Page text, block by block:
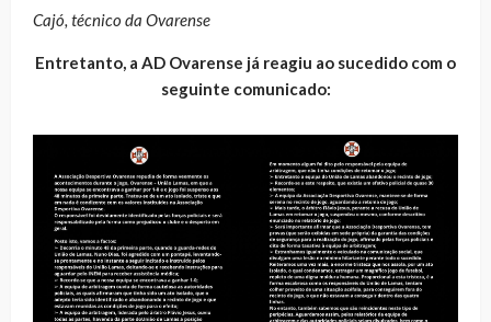
Cajó, técnico da Ovarense
Entretanto, a AD Ovarense já reagiu ao sucedido com o
seguinte comunicado: